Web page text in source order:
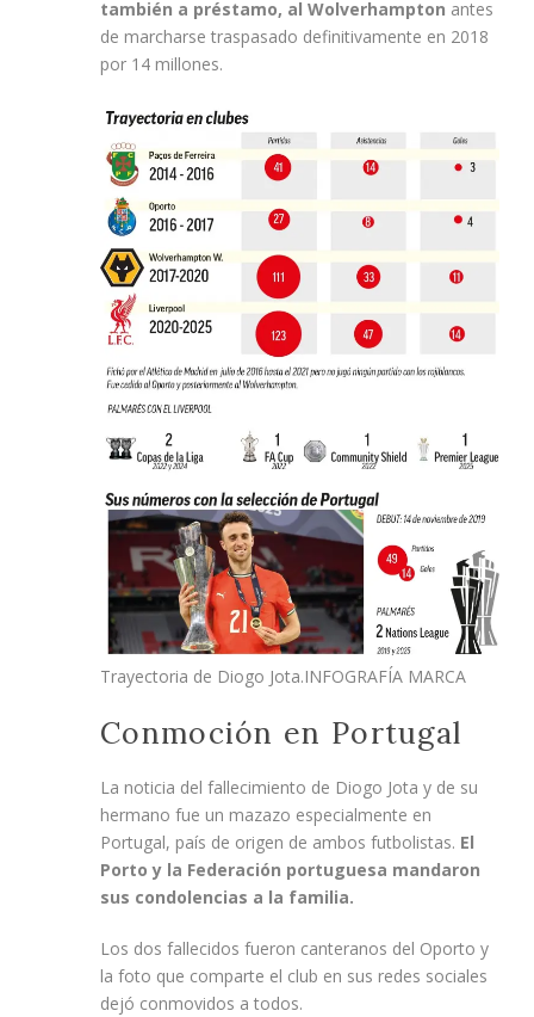
también a préstamo, al Wolverhampton antes
de marcharse traspasado definitivamente en 2018
por 14 millones.
Trayectoria de Diogo Jota.INFOGRAFÍA MARCA
Conmoción en Portugal
La noticia del fallecimiento de Diogo Jota y de su
hermano fue un mazazo especialmente en
Portugal, país de origen de ambos futbolistas. El
Porto y la Federación portuguesa mandaron
sus condolencias a la familia.
Los dos fallecidos fueron canteranos del Oporto y
la foto que comparte el club en sus redes sociales
dejó conmovidos a todos.